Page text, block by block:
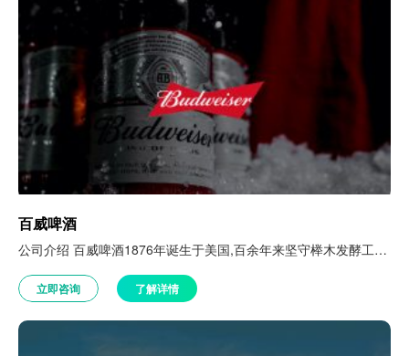
百威啤酒
公司介绍 百威啤酒1876年诞生于美国,百余年来坚守榉木发酵工艺,历经246道工序和比普通啤酒长2倍的发酵时间,只为入口的顺滑、畅爽。1995年,百威正式进入中国,旗下经营品牌包括百威啤酒、科罗娜、福佳、三宝乐、健力士等。 相关案例专题： 专访慕思：以会员数字化定义服务场景，在「客户满意」的生命线里有序变革 品牌说 | 重数据、优体验：趣趣安娜在“变化”与“看见”中进化…
立即咨询 了解详情